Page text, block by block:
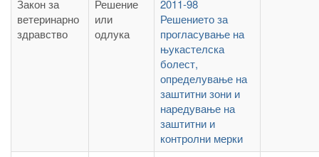
Закон за
ветеринарно
здравство
Решение
или
одлука
2011-98
Решението за
прогласување на
њукастелска
болест,
определување на
заштитни зони и
наредување на
заштитни и
контролни мерки